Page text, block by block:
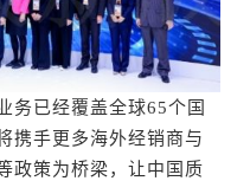
已经覆盖全球65个国
携手更多海外经销商与
政策为桥梁，让中国质